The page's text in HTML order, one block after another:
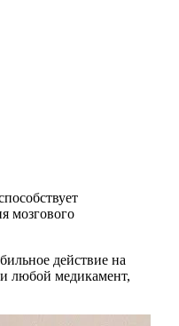
мозгового
действие на
любой медикамент,